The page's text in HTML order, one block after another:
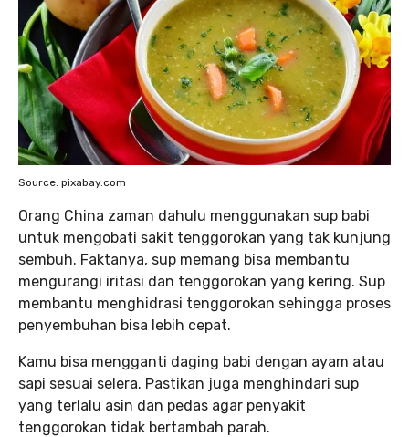
Source: pixabay.com
Orang China zaman dahulu menggunakan sup babi
untuk mengobati sakit tenggorokan yang tak kunjung
sembuh. Faktanya, sup memang bisa membantu
mengurangi iritasi dan tenggorokan yang kering. Sup
membantu menghidrasi tenggorokan sehingga proses
penyembuhan bisa lebih cepat.
Kamu bisa mengganti daging babi dengan ayam atau
sapi sesuai selera. Pastikan juga menghindari sup
yang terlalu asin dan pedas agar penyakit
tenggorokan tidak bertambah parah.